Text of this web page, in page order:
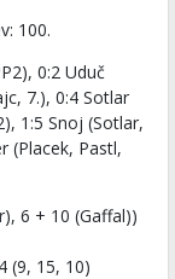
100.
0:2 Uduč
7.), 0:4 Sotlar
1:5 Snoj (Sotlar,
(Placek, Pastl,
6 + 10 (Gaffal))
(9, 15, 10)